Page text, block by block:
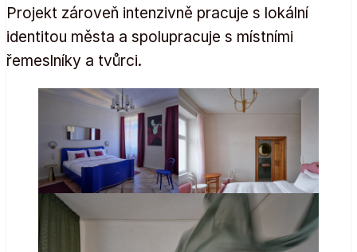
Projekt zároveň intenzivně pracuje s lokální
identitou města a spolupracuje s místními
řemeslníky a tvůrci.